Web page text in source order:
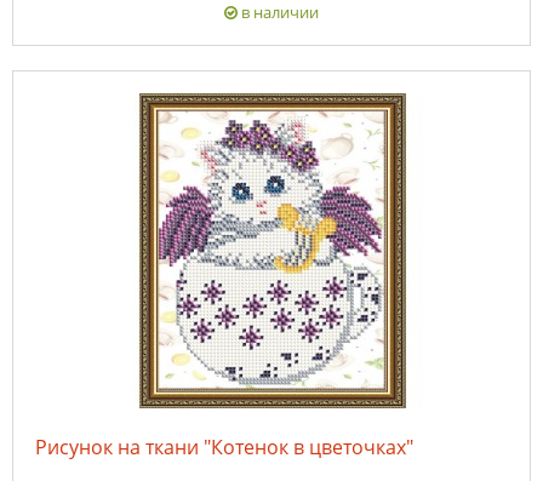
в наличии
Рисунок на ткани "Котенок в цветочках"